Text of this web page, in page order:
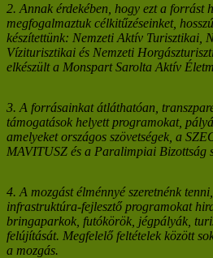
2. Annak érdekében, hogy ezt a forrást
megfogalmaztuk célkitűzéseinket,
készítettünk: Nemzeti Aktív Turisztikai,
Víziturisztikai és Nemzeti
elkészült a Monspart Sarolta Aktív
3. A forrásainkat átláthatóan,
támogatások helyett programokat,
amelyeket országos szövetségek, a
MAVITUSZ és a Paralimpiai Bizottság
4. A mozgást élménnyé szeretnénk
infrastruktúra-fejlesztő programokat
bringaparkok, futókörök, jégpályák,
felújítását. Megfelelő feltételek között
a mozgás.